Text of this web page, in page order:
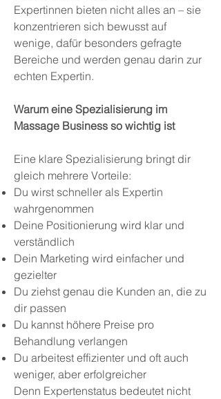
Expertinnen bieten nicht alles an – sie
konzentrieren sich bewusst auf
wenige, dafür besonders gefragte
Bereiche und werden genau darin zur
echten Expertin.
Warum eine Spezialisierung im
Massage Business so wichtig ist
Eine klare Spezialisierung bringt dir
gleich mehrere Vorteile:
Du wirst schneller als Expertin
wahrgenommen
Deine Positionierung wird klar und
verständlich
Dein Marketing wird einfacher und
gezielter
Du ziehst genau die Kunden an, die zu
dir passen
Du kannst höhere Preise pro
Behandlung verlangen
Du arbeitest effizienter und oft auch
weniger, aber erfolgreicher
Denn Expertenstatus bedeutet nicht